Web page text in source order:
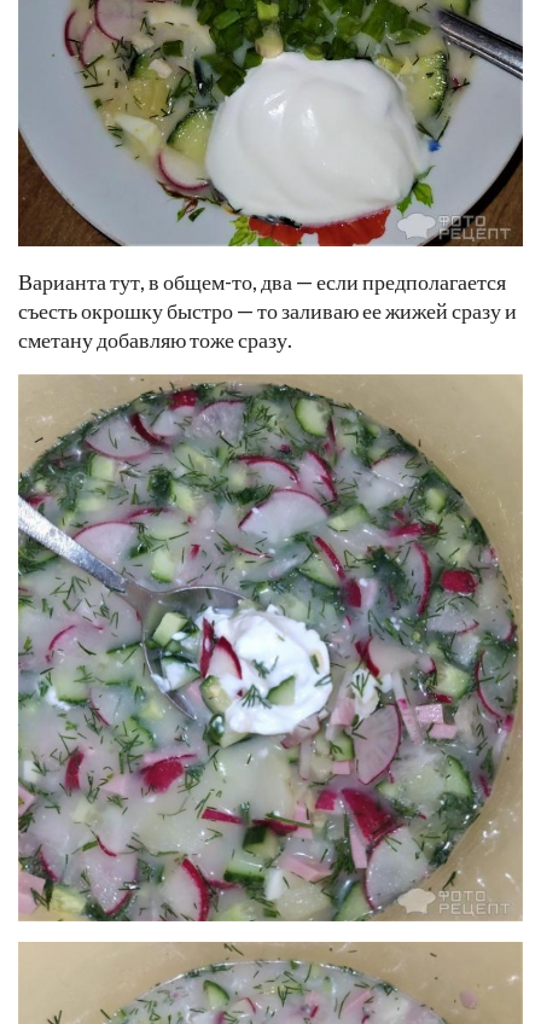
Варианта тут, в общем-то, два — если предполагается
съесть окрошку быстро — то заливаю ее жижей сразу и
сметану добавляю тоже сразу.